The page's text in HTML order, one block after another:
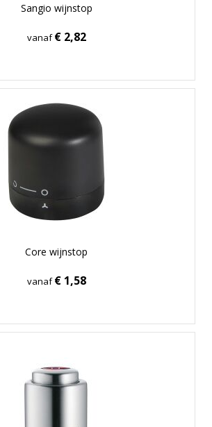
Sangio wijnstop
vanaf€ 2,82
Core wijnstop
vanaf€ 1,58